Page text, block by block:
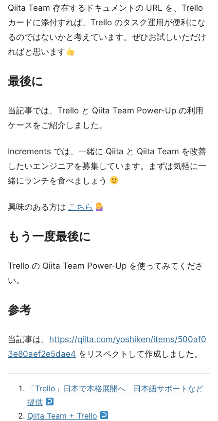
Qiita Team 存在するドキュメントの URL を、Trello
カードに添付すれば、Trello のタスク運用が便利にな
るのではないかと考えています。ぜひお試しいただけ
ればと思います
最後に
当記事では、Trello と Qiita Team Power-Up の利用
ケースをご紹介しました。
Increments では、一緒に Qiita と Qiita Team を改善
したいエンジニアを募集しています。まずは気軽に一
緒にランチを食べましょう
興味のある方は こちら
もう一度最後に
Trello の Qiita Team Power-Up を使ってみてくださ
い。
参考
当記事は、 https://qiita.com/yoshiken/items/500af0
3e80aef2e5dae4 をリスペクトして作成しました。
「Trello」日本で本格展開へ 日本語サポートなど
提供
Qiita Team + Trello